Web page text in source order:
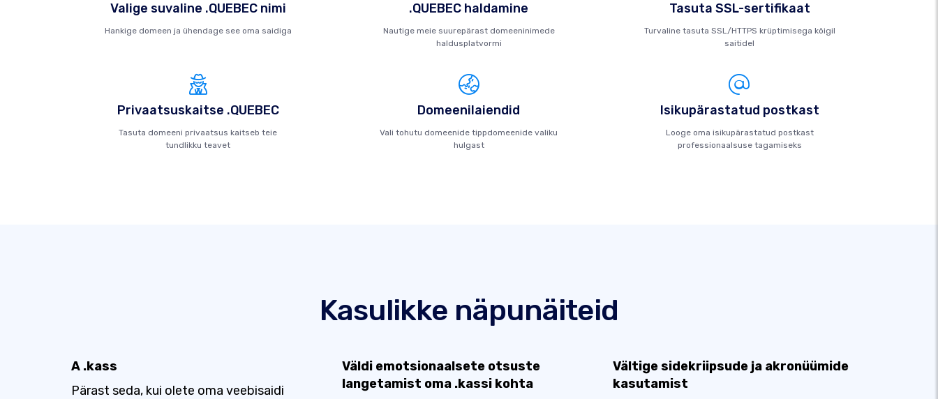
Valige suvaline .QUEBEC nimi
Hankige domeen ja ühendage see oma saidiga
.QUEBEC haldamine
Nautige meie suurepärast domeeninimede
haldusplatvormi
Tasuta SSL-sertifikaat
Turvaline tasuta SSL/HTTPS krüptimisega kõigil
saitidel
Privaatsuskaitse .QUEBEC
Tasuta domeeni privaatsus kaitseb teie
tundlikku teavet
Domeenilaiendid
Vali tohutu domeenide tippdomeenide valiku
hulgast
Isikupärastatud postkast
Looge oma isikupärastatud postkast
professionaalsuse tagamiseks
Kasulikke näpunäiteid
A .kass
Pärast seda, kui olete oma veebisaidi
Väldi emotsionaalsete otsuste
langetamist oma .kassi kohta
Vältige sidekriipsude ja akronüümide
kasutamist